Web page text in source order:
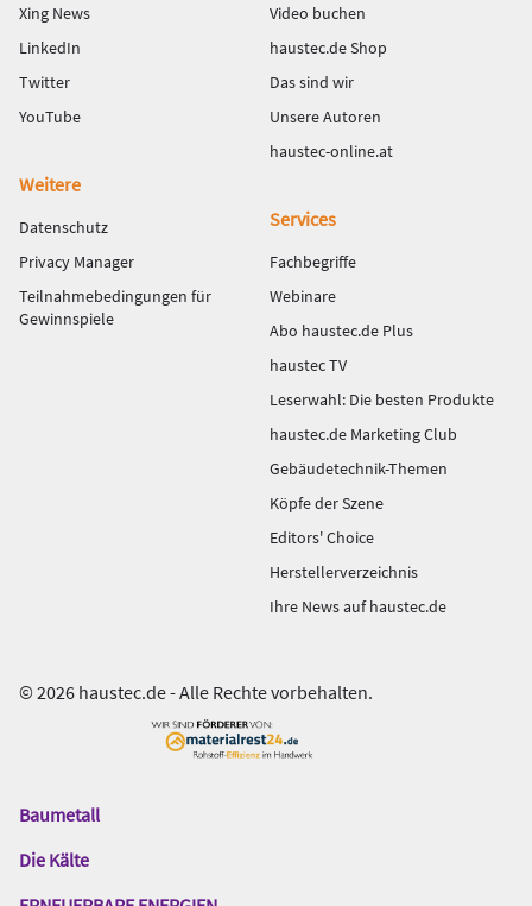
Xing News
LinkedIn
Twitter
YouTube
Video buchen
haustec.de Shop
Das sind wir
Unsere Autoren
haustec-online.at
Weitere
Datenschutz
Privacy Manager
Teilnahmebedingungen für
Gewinnspiele
Services
Fachbegriffe
Webinare
Abo haustec.de Plus
haustec TV
Leserwahl: Die besten Produkte
haustec.de Marketing Club
Gebäudetechnik-Themen
Köpfe der Szene
Editors' Choice
Herstellerverzeichnis
Ihre News auf haustec.de
© 2026 haustec.de - Alle Rechte vorbehalten.
Das
Gentner
Baumetall
Die Kälte